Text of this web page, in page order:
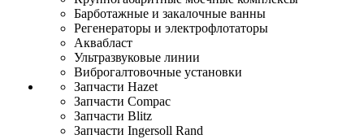
Барботажные и закалочные ванны
Регенераторы и электрофлотаторы
Аквабласт
Ультразвуковые линии
Виброгалтовочные установки
Запчасти Hazet
Запчасти Compac
Запчасти Blitz
Запчасти Ingersoll Rand